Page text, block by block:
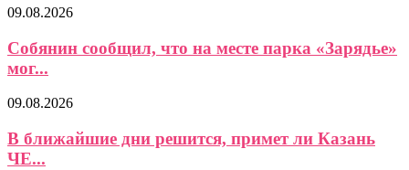
09.08.2026
Собянин сообщил, что на месте парка «Зарядье»
мог...
09.08.2026
В ближайшие дни решится, примет ли Казань
ЧЕ...